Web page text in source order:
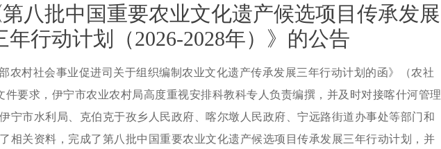
八批中国重要农业文化遗产候选项目传承发展
年行动计划（2026-2028年）》的公告
农村社会事业促进司关于组织编制农业文化遗产传承发展三年行动计划的函》（农社
件要求，伊宁市农业农村局高度重视安排科教科专人负责编撰，并及时对接喀什河管理
宁市水利局、克伯克于孜乡人民政府、喀尔墩人民政府、宁远路街道办事处等部门和
相关资料，完成了第八批中国重要农业文化遗产候选项目传承发展三年行动计划，并